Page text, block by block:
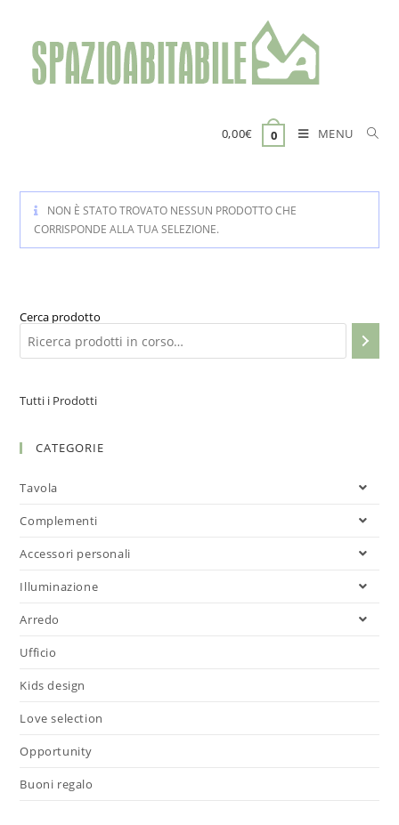
contenuto
0,00€ 0 MENU
NON È STATO TROVATO NESSUN PRODOTTO CHE
CORRISPONDE ALLA TUA SELEZIONE.
Cerca prodotto
Tutti i Prodotti
CATEGORIE
Tavola
Complementi
Accessori personali
Illuminazione
Arredo
Ufficio
Kids design
Love selection
Opportunity
Buoni regalo